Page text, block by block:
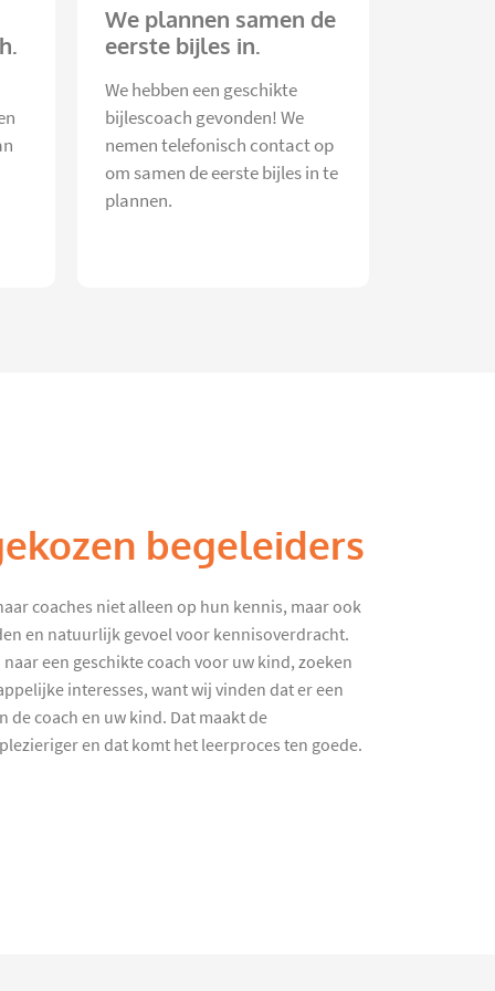
We plannen samen de
eerste bijles in.
We hebben een geschikte
bijlescoach gevonden! We
nemen telefonisch contact op
om samen de eerste bijles in te
plannen.
begeleiders
coaches niet alleen op hun kennis, maar ook
en natuurlijk gevoel voor kennisoverdracht.
een geschikte coach voor uw kind, zoeken
interesses, want wij vinden dat er een
de coach en uw kind. Dat maakt de
en dat komt het leerproces ten goede.